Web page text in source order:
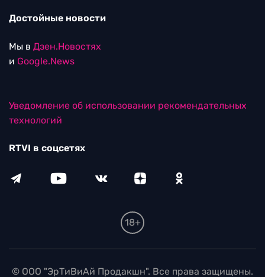
Достойные новости
Мы в Дзен.Новостях
и Google.News
Уведомление об использовании рекомендательных
технологий
RTVI в соцсетях
18+
© ООО "ЭрТиВиАй Продакшн". Все права защищены.